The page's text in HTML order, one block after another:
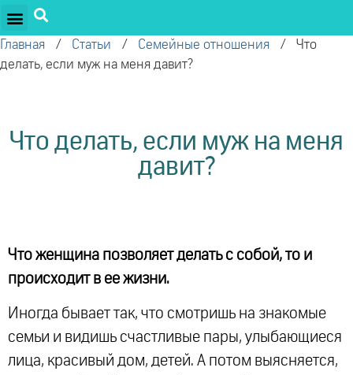
Главная / Статьи / Семейные отношения / ​Что
делать, если муж на меня давит?
​Что делать, если муж на меня
давит?
Что женщина позволяет делать с собой, то и
происходит в ее жизни.
Иногда бывает так, что смотришь на знакомые
семьи и видишь счастливые пары, улыбающиеся
лица, красивый дом, детей. А потом выясняется,